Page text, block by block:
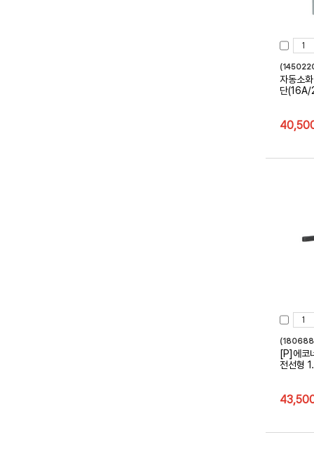
자동소
단(16A/
[P]에코
전선형